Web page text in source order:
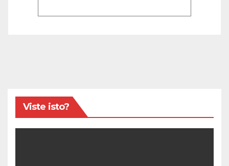
Viste isto?